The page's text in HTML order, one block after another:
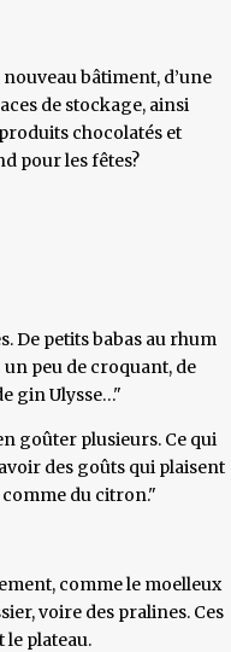
bâtiment, d’une
de stockage, ainsi
chocolatés et
pour les fêtes?
De petits babas au rhum
peu de croquant, de
gin Ulysse…"
goûter plusieurs. Ce qui
des goûts qui plaisent
comme du citron."
comme le moelleux
voire des pralines. Ces
plateau.